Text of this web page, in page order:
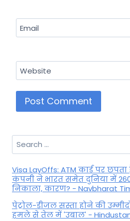
Email
Website
Search
for:
Visa LayOffs: ATM कार्ड पर
कंपनी ने भारत समेत दुनिया में
निकाला, कारण? - Navbharat
पेट्रोल-डीजल सस्ता होने की
हमले से तेल में 'उबाल' -